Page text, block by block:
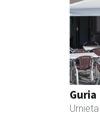
Guria
Urnieta